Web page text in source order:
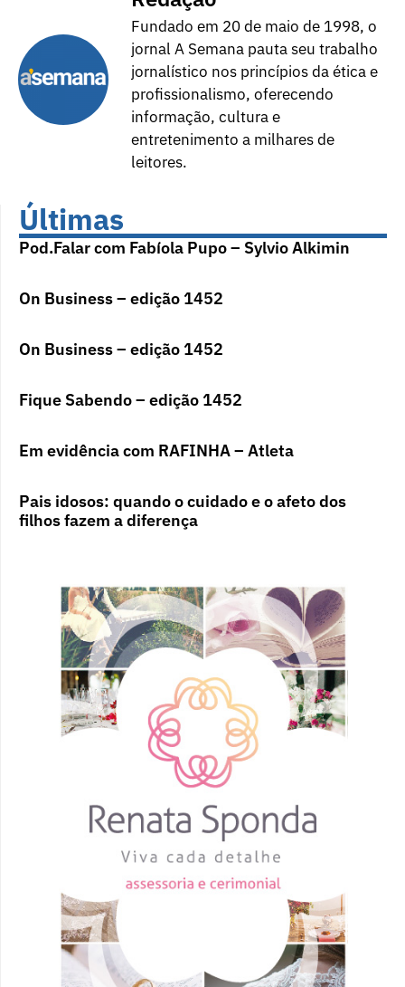
Fundado em 20 de maio de 1998, o
jornal A Semana pauta seu trabalho
jornalístico nos princípios da ética e
profissionalismo, oferecendo
informação, cultura e
entretenimento a milhares de
leitores.
Últimas
Pod.Falar com Fabíola Pupo – Sylvio Alkimin
On Business – edição 1452
On Business – edição 1452
Fique Sabendo – edição 1452
Em evidência com RAFINHA – Atleta
Pais idosos: quando o cuidado e o afeto dos
filhos fazem a diferença